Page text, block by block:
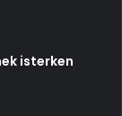
isterken